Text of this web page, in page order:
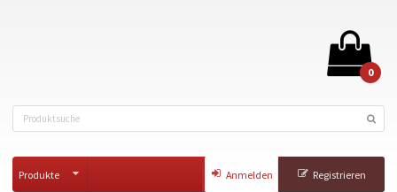
0
Produkte Anmelden Registrieren